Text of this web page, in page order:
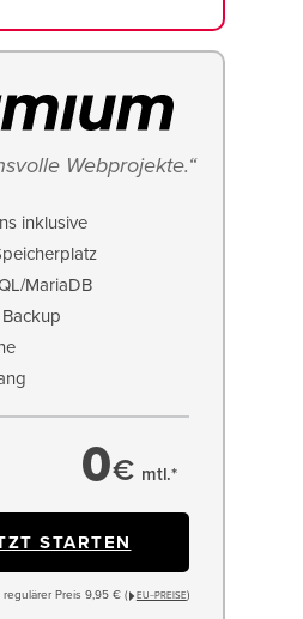
Webprojekte.“
inklusive
MariaDB
0€ mtl.*
STARTEN
regulärer Preis 9,95 € ( EU−PREISE)